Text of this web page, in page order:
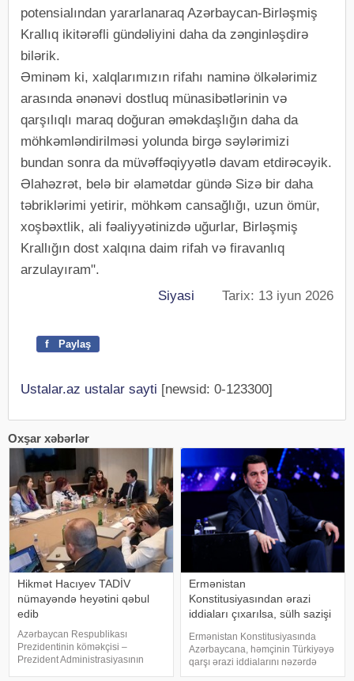
potensialından yararlanaraq Azərbaycan-Birləşmiş
Krallıq ikitərəfli gündəliyini daha da zənginləşdirə
bilərik.
Əminəm ki, xalqlarımızın rifahı naminə ölkələrimiz
arasında ənənəvi dostluq münasibətlərinin və
qarşılıqlı maraq doğuran əməkdaşlığın daha da
möhkəmləndirilməsi yolunda birgə səylərimizi
bundan sonra da müvəffəqiyyətlə davam etdirəcəyik.
Əlahəzrət, belə bir əlamətdar gündə Sizə bir daha
təbriklərimi yetirir, möhkəm cansağlığı, uzun ömür,
xoşbəxtlik, ali fəaliyyətinizdə uğurlar, Birləşmiş
Krallığın dost xalqına daim rifah və firavanlıq
arzulayıram".
Siyasi Tarix: 13 iyun 2026
f Paylaş
Ustalar.az ustalar sayti [newsid: 0-123300]
Oxşar xəbərlər
Hikmət Hacıyev TADİV
nümayəndə heyətini qəbul
edib
Azərbaycan Respublikası
Prezidentinin köməkçisi –
Prezident Administrasiyasının
Ermənistan
Konstitusiyasından ərazi
iddiaları çıxarılsa, sülh sazişi
Ermənistan Konstitusiyasında
Azərbaycana, həmçinin Türkiyəyə
qarşı ərazi iddialarını nəzərdə
tutan maddə çıxarılmalıdır. Bunu